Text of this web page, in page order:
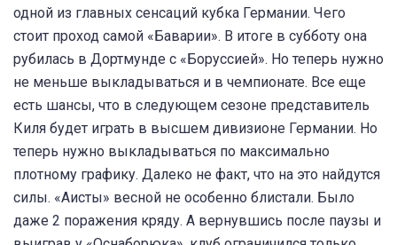
одной из главных сенсаций кубка Германии. Чего
стоит проход самой «Баварии». В итоге в субботу она
рубилась в Дортмунде с «Боруссией». Но теперь нужно
не меньше выкладываться и в чемпионате. Все еще
есть шансы, что в следующем сезоне представитель
Киля будет играть в высшем дивизионе Германии. Но
теперь нужно выкладываться по максимально
плотному графику. Далеко не факт, что на это найдутся
силы. «Аисты» весной не особенно блистали. Было
даже 2 поражения кряду. А вернувшись после паузы и